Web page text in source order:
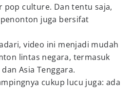
pop culture. Dan tentu saja,
juga bersifat
video ini menjadi mudah
lintas negara, termasuk
Asia Tenggara.
cukup lucu juga: ada